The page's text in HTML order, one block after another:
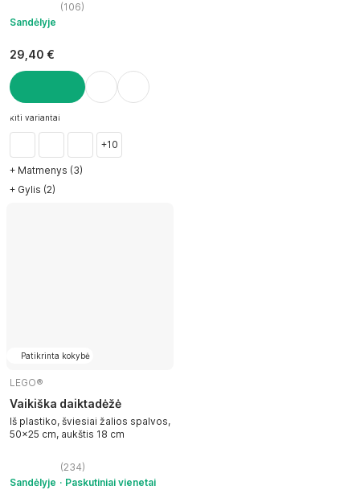
(106)
Sandėlyje
29,40 €
Į KREPŠELĮ
kiti variantai
+10
+ Matmenys (3)
+ Gylis (2)
Patikrinta kokybė
LEGO®
Vaikiška daiktadėžė
Iš plastiko, šviesiai žalios spalvos,
50x25 cm, aukštis 18 cm
(234)
Sandėlyje
Paskutiniai vienetai